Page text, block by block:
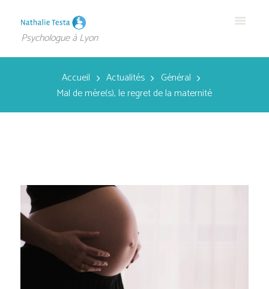
Psychologue à Lyon
Accueil Actualités
Général
Mal de mère(s), le regret de la maternité